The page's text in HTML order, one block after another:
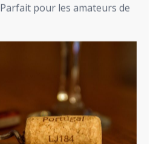
Parfait pour les amateurs de